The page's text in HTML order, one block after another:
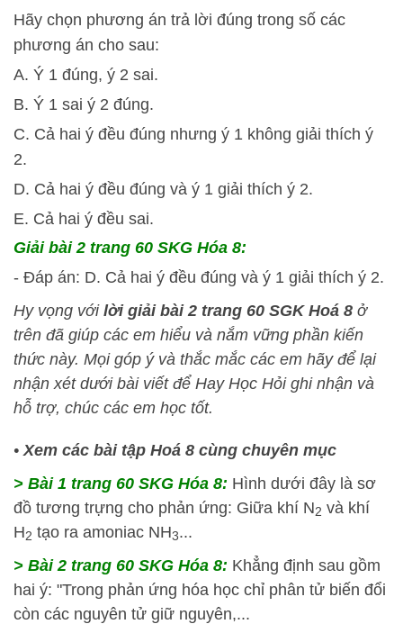
Hãy chọn phương án trả lời đúng trong số các
phương án cho sau:
A. Ý 1 đúng, ý 2 sai.
B. Ý 1 sai ý 2 đúng.
C. Cả hai ý đều đúng nhưng ý 1 không giải thích ý
2.
D. Cả hai ý đều đúng và ý 1 giải thích ý 2.
E. Cả hai ý đều sai.
Giải bài 2 trang 60 SKG Hóa 8:
- Đáp án: D. Cả hai ý đều đúng và ý 1 giải thích ý 2.
Hy vọng với lời giải bài 2 trang 60 SGK Hoá 8 ở
trên đã giúp các em hiểu và nắm vững phần kiến
thức này. Mọi góp ý và thắc mắc các em hãy để lại
nhận xét dưới bài viết để Hay Học Hỏighi nhận và
hỗ trợ, chúc các em học tốt.
•Xem các bài tập Hoá 8 cùng chuyên mục
> Bài 1 trang 60 SKG Hóa 8: Hình dưới đây là sơ
đồ tương trựng cho phản ứng: Giữa khí N2 và khí
H2 tạo ra amoniac NH3...
> Bài 2 trang 60 SKG Hóa 8: Khẳng định sau gồm
hai ý: "Trong phản ứng hóa học chỉ phân tử biến đổi
còn các nguyên tử giữ nguyên,...